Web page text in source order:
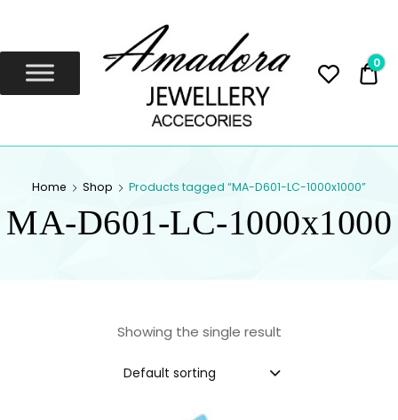
JEWELLERY
0
Home Shop Products tagged “MA-D601-LC-1000x1000”
MA-D601-LC-1000x1000
Showing the single result
Default sorting